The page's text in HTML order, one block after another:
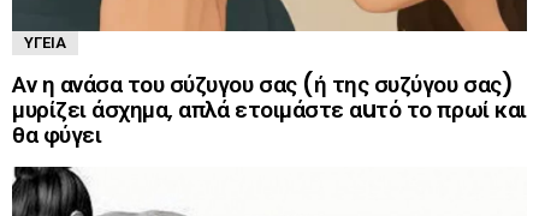
ΥΓΕΊΑ
Αν η ανάσα του σύζυγου σας (ή της συζύγου σας)
μυρίζει άσχημα, απλά ετοιμάστε αuτό το πρωί και
θα φύγει